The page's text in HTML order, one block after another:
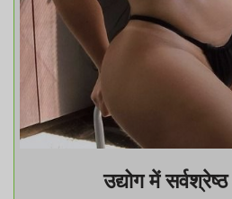
उद्योग में